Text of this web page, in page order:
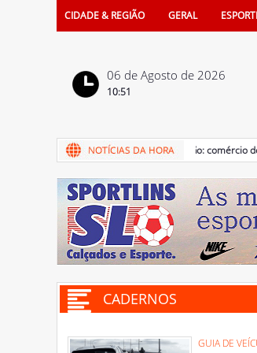
CIDADE & REGIÃO GERAL
06 de Agosto de 2026
10:51
06/08/2026 - Promoção: comércio de
CADERNOS
GUIA DE